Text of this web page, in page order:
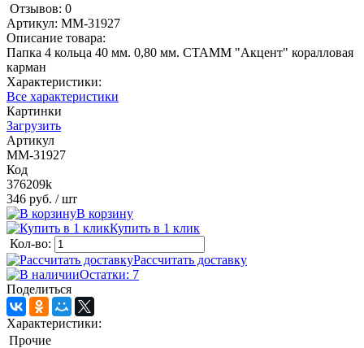
Отзывов: 0
Артикул: ММ-31927
Описание товара:
Папка 4 кольца 40 мм. 0,80 мм. СТАММ "Акцент" коралловая
карман
Характеристики:
Все характеристики
Картинки
Загрузить
Артикул
ММ-31927
Код
376209k
346 руб. / шт
В корзину
Купить в 1 клик
Кол-во:
Рассчитать доставку
Остатки: 7
Поделиться
Характеристики:
Прочие